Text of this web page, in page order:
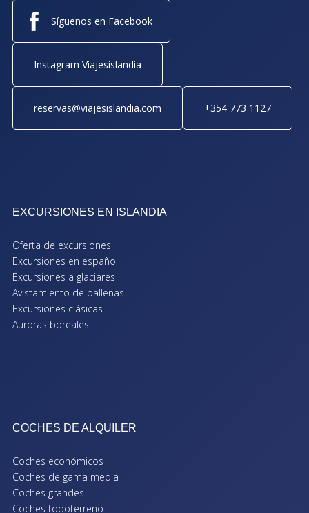
Síguenos en Facebook
Instagram Viajesislandia
reservas@viajesislandia.com +354 773 1127
EXCURSIONES EN ISLANDIA
Oferta de excursiones
Excursiones en español
Excursiones a glaciares
Avistamiento de ballenas
Excursiones clásicas
Auroras boreales
COCHES DE ALQUILER
Coches económicos
Coches de gama media
Coches grandes
Coches todoterreno